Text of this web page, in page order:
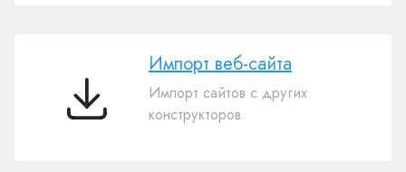
Импорт
Импорт веб-сайта
Импорт сайтов с других
конструкторов